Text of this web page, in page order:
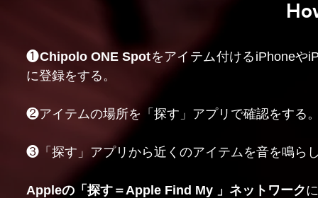
❶Chipolo ONE Spotをアイテム付ける iPhoneや
に登録をする。
❷アイテムの場所を「探す」アプリで確認をする
❸「探す」アプリから近くのアイテムを音を鳴ら
Appleの「探す＝Apple Find My 」ネットワーク